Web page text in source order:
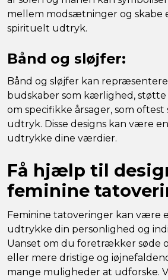
mellem modsætninger og skabe
spirituelt udtryk.
Bånd og sløjfer:
Bånd og sløjfer kan
budskaber som kærlighed, støtte
om specifikke årsager, som oftest
udtryk. Disse designs kan være
udtrykke dine værdier.
Få hjælp til
feminine
Feminine tatoveringer kan være
udtrykke din personlighed og
Uanset om du foretrækker søde
eller mere dristige og
mange muligheder at udforske.